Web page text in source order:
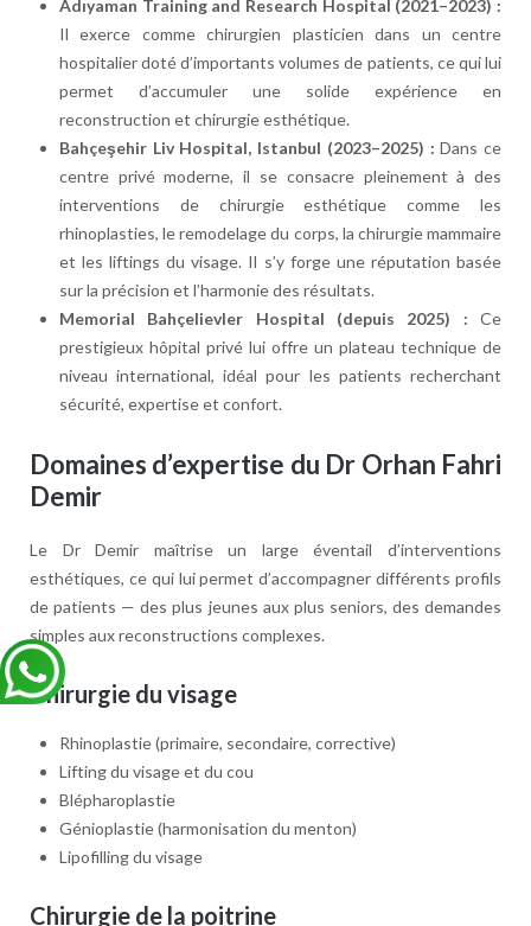
Adıyaman Training and Research Hospital (2021–2023) :
Il exerce comme chirurgien plasticien dans un centre
hospitalier doté d’importants volumes de patients, ce qui lui
permet d’accumuler une solide expérience en
reconstruction et chirurgie esthétique.
Bahçeşehir Liv Hospital, Istanbul (2023–2025) :Dans ce
centre privé moderne, il se consacre pleinement à des
interventions de chirurgie esthétique comme les
rhinoplasties, le remodelage du corps, la chirurgie mammaire
et les liftings du visage. Il s’y forge une réputation basée
sur la précision et l’harmonie des résultats.
Memorial Bahçelievler Hospital (depuis 2025) :Ce
prestigieux hôpital privé lui offre un plateau technique de
niveau international, idéal pour les patients recherchant
sécurité, expertise et confort.
Domaines d’expertise du Dr Orhan Fahri
Demir
Le Dr Demir maîtrise un large éventail d’interventions
esthétiques, ce qui lui permet d’accompagner différents profils
de patients — des plus jeunes aux plus seniors, des demandes
simples aux reconstructions complexes.
Chirurgie du visage
Rhinoplastie (primaire, secondaire, corrective)
Lifting du visage et du cou
Blépharoplastie
Génioplastie (harmonisation du menton)
Lipofilling du visage
Chirurgie de la poitrine